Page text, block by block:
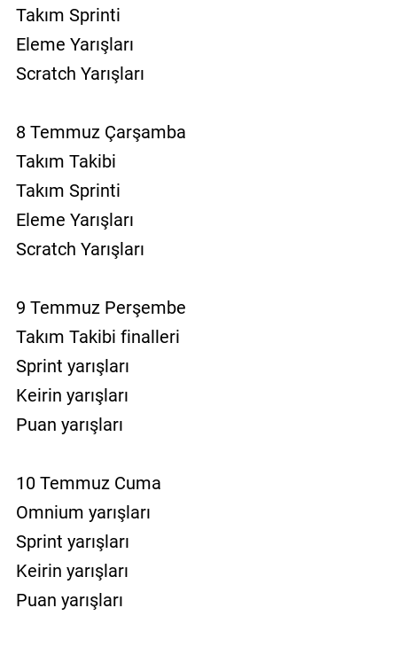
Takım Sprinti
Eleme Yarışları
Scratch Yarışları
8 Temmuz Çarşamba
Takım Takibi
Takım Sprinti
Eleme Yarışları
Scratch Yarışları
9 Temmuz Perşembe
Takım Takibi finalleri
Sprint yarışları
Keirin yarışları
Puan yarışları
10 Temmuz Cuma
Omnium yarışları
Sprint yarışları
Keirin yarışları
Puan yarışları